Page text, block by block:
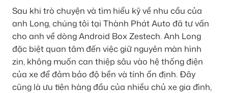
Sau khi trò chuyện và tìm hiểu kỹ về nhu cầu của
anh Long, chúng tôi tại Thành Phát Auto đã tư vấn
cho anh về dòng Android Box Zestech. Anh Long
đặc biệt quan tâm đến việc giữ nguyên màn hình
zin, không muốn can thiệp sâu vào hệ thống điện
của xe để đảm bảo độ bền và tính ổn định. Đây
cũng là ưu tiên hàng đầu của nhiều chủ xe gia đình,